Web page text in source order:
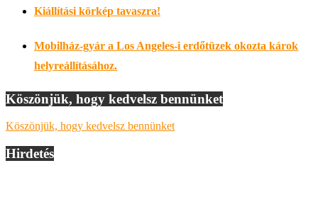
Kiállítási körkép tavaszra!
Mobilház-gyár a Los Angeles-i erdőtüzek okozta károk
helyreállításához.
Köszönjük, hogy kedvelsz bennünket
Köszönjük, hogy kedvelsz bennünket
Hirdetés